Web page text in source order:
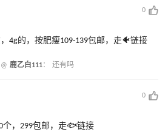
0
4g的，按肥瘦109-139包邮，走🐠链接
鹿乙白111： 还有吗
0
个，299包邮，走🐟链接